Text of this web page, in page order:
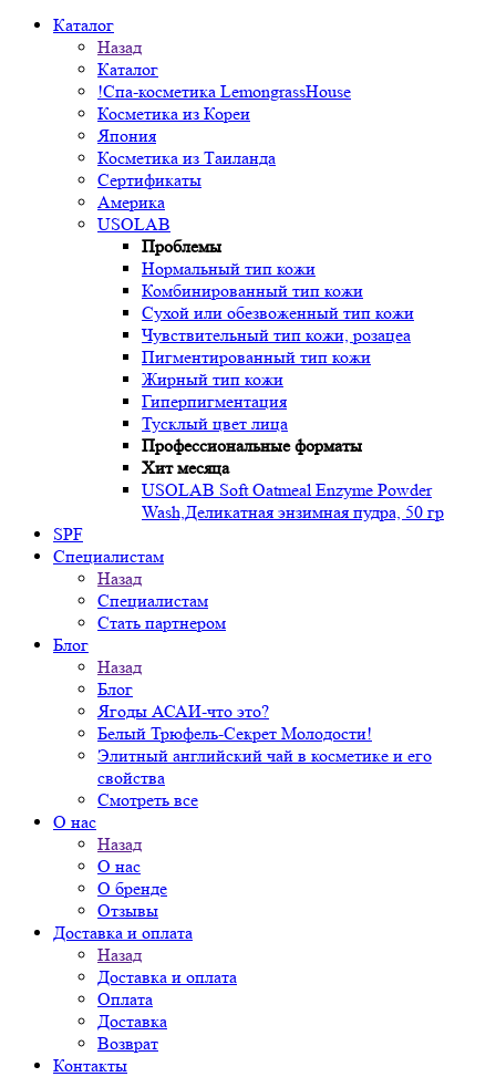
Каталог
Назад
Каталог
!Спа-косметика LemongrassHouse
Косметика из Кореи
Япония
Косметика из Таиланда
Сертификаты
Америка
USOLAB
Проблемы
Нормальный тип кожи
Комбинированный тип кожи
Сухой или обезвоженный тип кожи
Чувствительный тип кожи, розацеа
Пигментированный тип кожи
Жирный тип кожи
Гиперпигментация
Тусклый цвет лица
Профессиональные форматы
Хит месяца
USOLAB Soft Oatmeal Enzyme Powder
Wash,Деликатная энзимная пудра, 50 гр
SPF
Специалистам
Назад
Специалистам
Стать партнером
Блог
Назад
Блог
Ягоды АСАИ-что это?
Белый Трюфель-Секрет Молодости!
Элитный английский чай в косметике и его
свойства
Смотреть все
О нас
Назад
О нас
О бренде
Отзывы
Доставка и оплата
Назад
Доставка и оплата
Оплата
Доставка
Возврат
Контакты